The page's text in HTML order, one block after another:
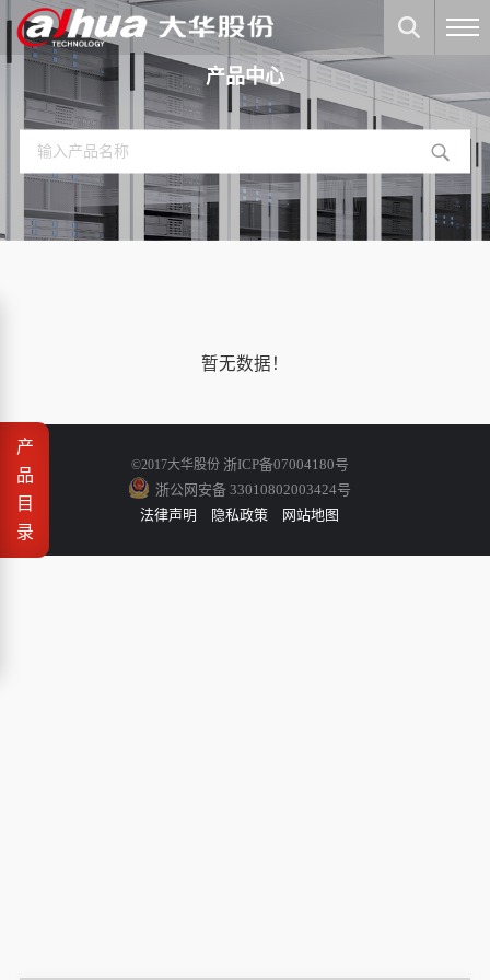
产品中心
产
品
目
录
暂无数据！
©2017大华股份 浙ICP备07004180号
浙公网安备 33010802003424号
法律声明
隐私政策 网站地图